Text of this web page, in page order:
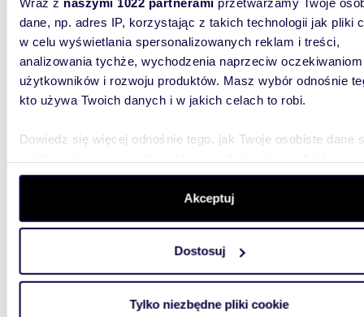
dane, np. adres IP, korzystając z takich technologii jak pliki
w celu wyświetlania spersonalizowanych reklam i treści,
analizowania tychże, wychodzenia naprzeciw oczekiwaniom
użytkowników i rozwoju produktów. Masz wybór odnośnie
kto używa Twoich danych i w jakich celach to robi.
Dowiedz się więcej odnośnie tego, jak Twoje osobiste dane
szczegółów. W Deklaracji plików cookie możesz zmienić
wycofać swoją zgodę w dowolnej chwili.
aby oferować funkcje społecznościowe i analizować ruch w
witrynie. Informacje o tym, jak korzystasz z naszej witryny,
analitycznym. Partnerzy mogą połączyć te informacje z
Akceptuj
Dostosuj
Tylko niezbędne pliki cookie
Nowoczesne 2-pokojowe mieszkanie 45 m² z
3 750
- okna/
WYRÓŻNIONE 30m